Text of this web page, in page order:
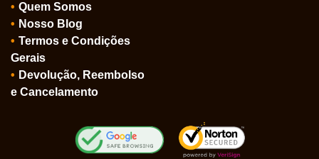
Quem Somos
Nosso Blog
Termos e Condições
Gerais
Devolução, Reembolso
e Cancelamento